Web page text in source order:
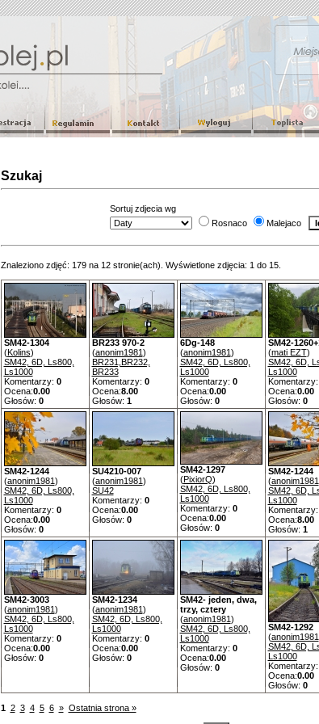
Szukaj
Sortuj zdjecia wg
Rosnaco
Malejaco
Znaleziono zdjęć: 179 na 12 stronie(ach). Wyświetlone zdjęcia: 1 do 15.
SM42-1304
(Kolins)
SM42, 6D, Ls800,
Ls1000
Komentarzy: 0
Ocena:0.00
Głosów: 0
BR233 970-2
(anonim1981)
BR231,BR232,
BR233
Komentarzy: 0
Ocena:8.00
Głosów: 1
6Dg-148
(anonim1981)
SM42, 6D, Ls800,
Ls1000
Komentarzy: 0
Ocena:0.00
Głosów: 0
SM42-
(mati EZT)
SM42, 6D,
Ls1000
Komentarzy:
Ocena:0.00
Głosów: 0
SM42-1244
(anonim1981)
SM42, 6D, Ls800,
Ls1000
Komentarzy: 0
Ocena:0.00
Głosów: 0
SU4210-007
(anonim1981)
SU42
Komentarzy: 0
Ocena:0.00
Głosów: 0
SM42-1297
(PixiorQ)
SM42, 6D, Ls800,
Ls1000
Komentarzy: 0
Ocena:0.00
Głosów: 0
SM42-1244
(anonim1981
SM42, 6D,
Ls1000
Komentarzy:
Ocena:8.00
Głosów: 1
SM42-3003
(anonim1981)
SM42, 6D, Ls800,
Ls1000
Komentarzy: 0
Ocena:0.00
Głosów: 0
SM42-1234
(anonim1981)
SM42, 6D, Ls800,
Ls1000
Komentarzy: 0
Ocena:0.00
Głosów: 0
SM42- jeden, dwa,
trzy, cztery
(anonim1981)
SM42, 6D, Ls800,
Ls1000
Komentarzy: 0
Ocena:0.00
Głosów: 0
SM42-1292
(anonim1981
SM42, 6D,
Ls1000
Komentarzy:
Ocena:0.00
Głosów: 0
1 2 3 4 5 6 » Ostatnia strona »